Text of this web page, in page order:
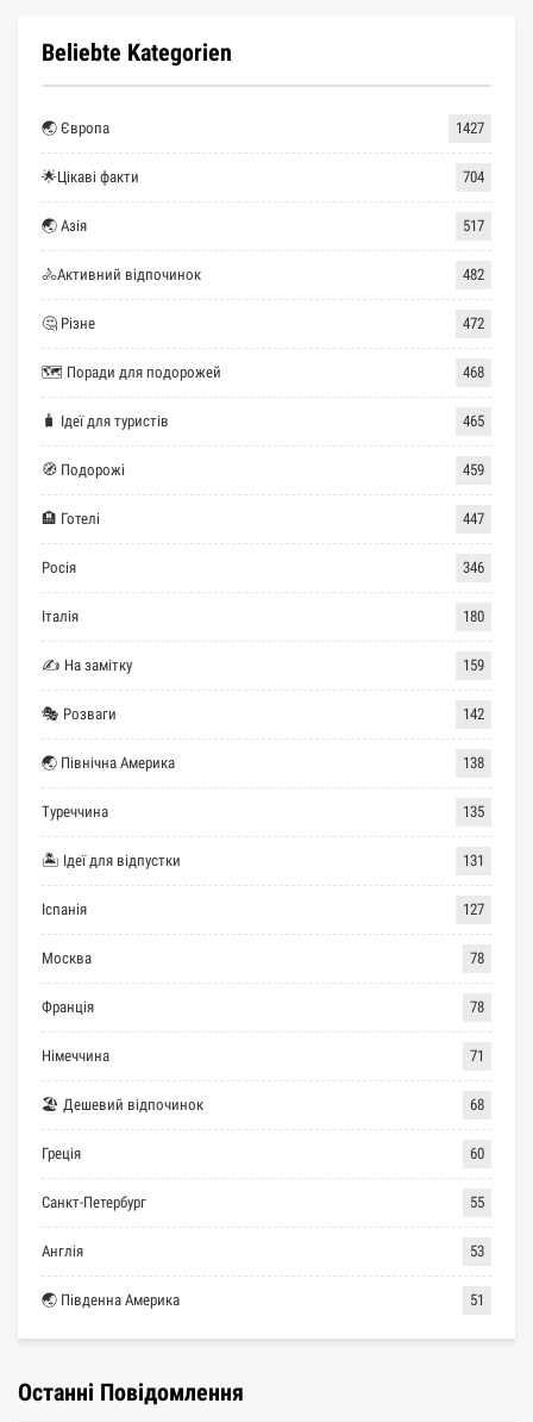
Beliebte Kategorien
🌏 Європа 1427
🌟Цікаві факти 704
🌏 Азія 517
🚴Активний відпочинок 482
🤔 Різне 472
🗺 Поради для подорожей 468
🧳 Ідеї для туристів 465
🧭 Подорожі 459
🏨 Готелі 447
Росія 346
Італія 180
✍ На замітку 159
🎭 Розваги 142
🌏 Північна Америка 138
Туреччина 135
🏝 Ідеї для відпустки 131
Іспанія 127
Москва 78
Франція 78
Німеччина 71
🏖 Дешевий відпочинок 68
Греція 60
Санкт-Петербург 55
Англія 53
🌏 Південна Америка 51
Останні Повідомлення